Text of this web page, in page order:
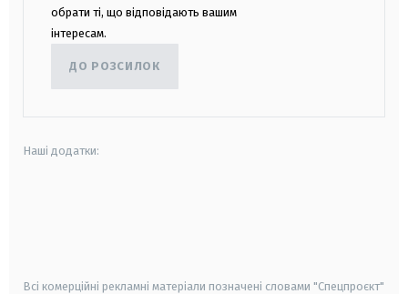
обрати ті, що відповідають вашим
інтересам.
ДО РОЗСИЛОК
Наші додатки:
Всі комерційні рекламні матеріали позначені словами "Спецпроєкт"